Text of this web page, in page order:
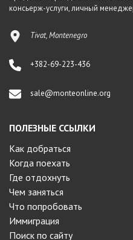
консьерж-услуги, личный
Tivat, Montenegro
+382-69-223-436
sale@monteonline.org
ПОЛЕЗНЫЕ ССЫЛКИ
Как добраться
Когда поехать
Где отдохнуть
Чем заняться
Что попробовать
Иммиграция
Поиск по сайту